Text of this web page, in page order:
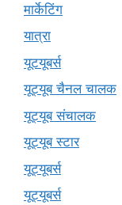
मार्केटिंग
यात्रा
यूटयूबर्स
यूट्यूब चैनल चालक
यूट्यूब संचालक
यूट्यूब स्टार
यूट्यूबर्स
यूट्‍यूबर्स